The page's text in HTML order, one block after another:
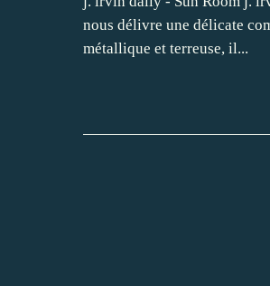
nous délivre une délicate
métallique et terreuse, il...